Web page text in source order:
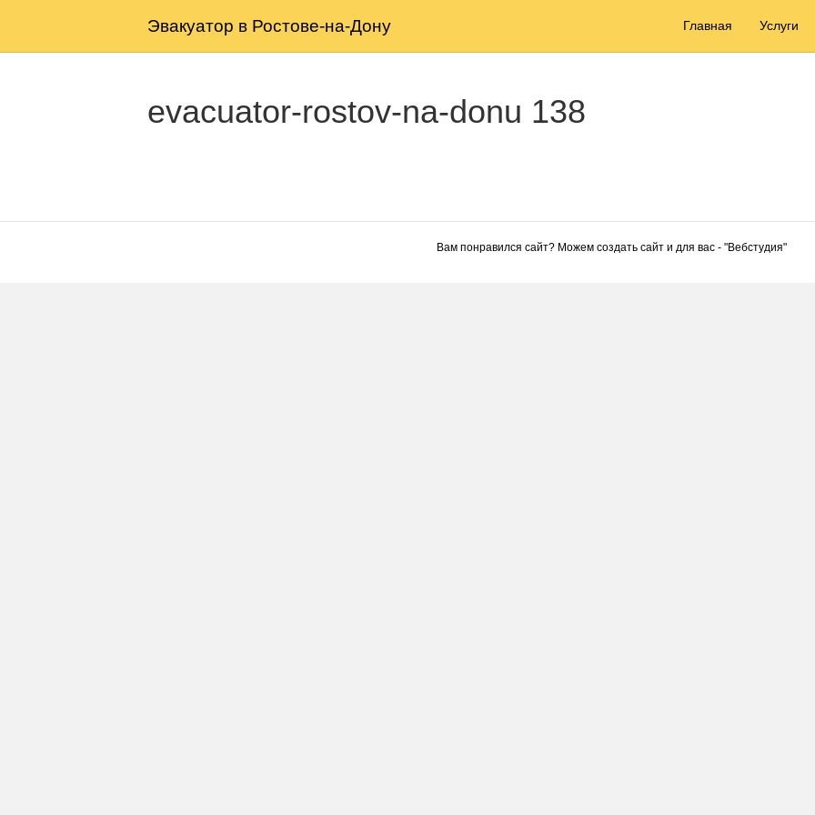
Эвакуатор в Ростове-на-Дону Главная Услуги
evacuator-rostov-na-donu 138
Вам понравился сайт? Можем создать сайт и для вас - "Вебстудия"